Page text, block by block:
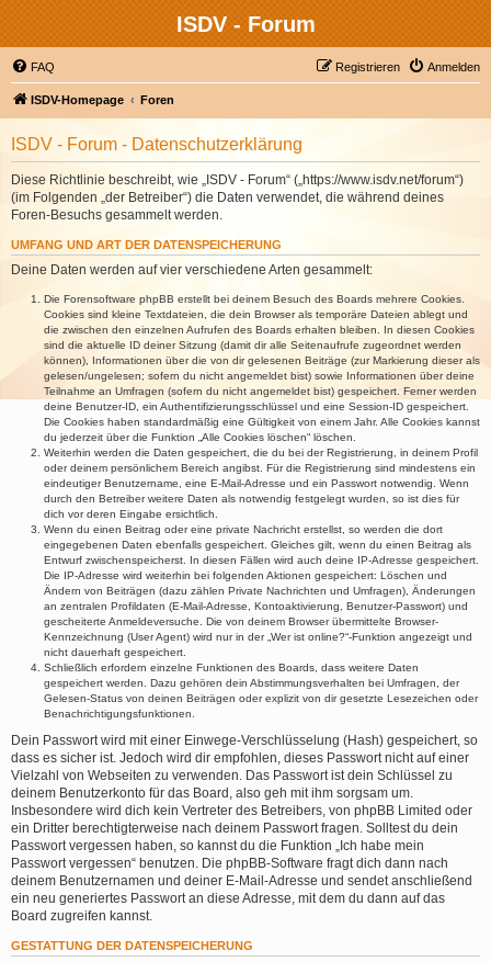
ISDV - Forum
FAQ Anmelden
Registrieren
ISDV-Homepage Foren
ISDV - Forum - Datenschutzerklärung
Diese Richtlinie beschreibt, wie „ISDV - Forum“ („https://www.isdv.net/forum“)
(im Folgenden „der Betreiber“) die Daten verwendet, die während deines
Foren-Besuchs gesammelt werden.
UMFANG UND ART DER DATENSPEICHERUNG
Deine Daten werden auf vier verschiedene Arten gesammelt:
Die Forensoftware phpBB erstellt bei deinem Besuch des Boards mehrere Cookies.
Cookies sind kleine Textdateien, die dein Browser als temporäre Dateien ablegt und
die zwischen den einzelnen Aufrufen des Boards erhalten bleiben. In diesen Cookies
sind die aktuelle ID deiner Sitzung (damit dir alle Seitenaufrufe zugeordnet werden
können), Informationen über die von dir gelesenen Beiträge (zur Markierung dieser als
gelesen/ungelesen; sofern du nicht angemeldet bist) sowie Informationen über deine
Teilnahme an Umfragen (sofern du nicht angemeldet bist) gespeichert. Ferner werden
deine Benutzer-ID, ein Authentifizierungsschlüssel und eine Session-ID gespeichert.
Die Cookies haben standardmäßig eine Gültigkeit von einem Jahr. Alle Cookies kannst
du jederzeit über die Funktion „Alle Cookies löschen“ löschen.
Weiterhin werden die Daten gespeichert, die du bei der Registrierung, in deinem Profil
oder deinem persönlichem Bereich angibst. Für die Registrierung sind mindestens ein
eindeutiger Benutzername, eine E-Mail-Adresse und ein Passwort notwendig. Wenn
durch den Betreiber weitere Daten als notwendig festgelegt wurden, so ist dies für
dich vor deren Eingabe ersichtlich.
Wenn du einen Beitrag oder eine private Nachricht erstellst, so werden die dort
eingegebenen Daten ebenfalls gespeichert. Gleiches gilt, wenn du einen Beitrag als
Entwurf zwischenspeicherst. In diesen Fällen wird auch deine IP-Adresse gespeichert.
Die IP-Adresse wird weiterhin bei folgenden Aktionen gespeichert: Löschen und
Ändern von Beiträgen (dazu zählen Private Nachrichten und Umfragen), Änderungen
an zentralen Profildaten (E-Mail-Adresse, Kontoaktivierung, Benutzer-Passwort) und
gescheiterte Anmeldeversuche. Die von deinem Browser übermittelte Browser-
Kennzeichnung (User Agent) wird nur in der „Wer ist online?“-Funktion angezeigt und
nicht dauerhaft gespeichert.
Schließlich erfordern einzelne Funktionen des Boards, dass weitere Daten
gespeichert werden. Dazu gehören dein Abstimmungsverhalten bei Umfragen, der
Gelesen-Status von deinen Beiträgen oder explizit von dir gesetzte Lesezeichen oder
Benachrichtigungsfunktionen.
Dein Passwort wird mit einer Einwege-Verschlüsselung (Hash) gespeichert, so
dass es sicher ist. Jedoch wird dir empfohlen, dieses Passwort nicht auf einer
Vielzahl von Webseiten zu verwenden. Das Passwort ist dein Schlüssel zu
deinem Benutzerkonto für das Board, also geh mit ihm sorgsam um.
Insbesondere wird dich kein Vertreter des Betreibers, von phpBB Limited oder
ein Dritter berechtigterweise nach deinem Passwort fragen. Solltest du dein
Passwort vergessen haben, so kannst du die Funktion „Ich habe mein
Passwort vergessen“ benutzen. Die phpBB-Software fragt dich dann nach
deinem Benutzernamen und deiner E-Mail-Adresse und sendet anschließend
ein neu generiertes Passwort an diese Adresse, mit dem du dann auf das
Board zugreifen kannst.
GESTATTUNG DER DATENSPEICHERUNG